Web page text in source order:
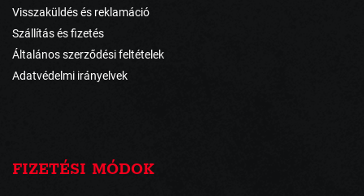
Visszaküldés és reklamáció
Szállítás és fizetés
Általános szerződési feltételek
Adatvédelmi irányelvek
FIZETÉSI MÓDOK